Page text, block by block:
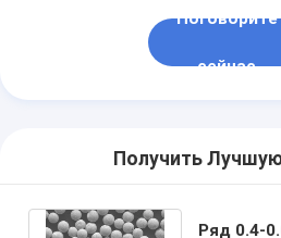
Поговорите
сейчас
Получить
Ряд 0.4-